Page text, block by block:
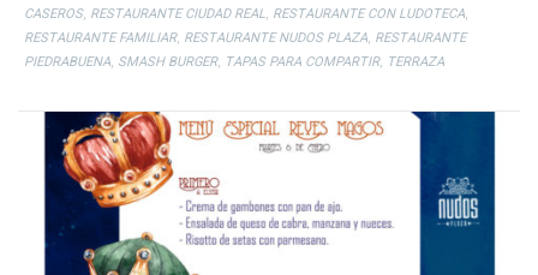
CASEROS, RESTAURANTE CIUDAD REAL, RESTAURANTE CON LUDOTECA,
RESTAURANTE FAMILIAR, RESTAURANTE NUDOS PLAZA, RESTAURANTE
PIEDRABUENA, SMASH BURGER, TAPAS PARA COMPARTIR, TERRAZA